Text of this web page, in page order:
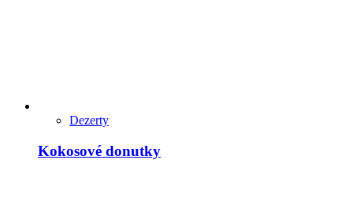
Dezerty
Kokosové donutky